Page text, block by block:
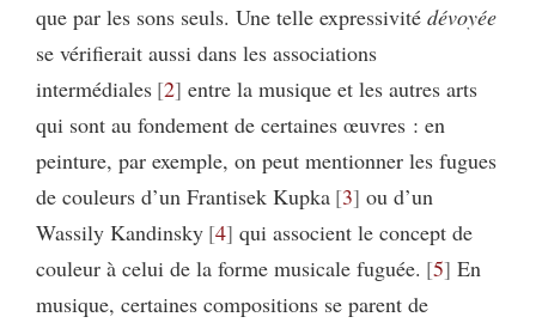
que par les sons seuls. Une telle expressivité dévoyée
se vérifierait aussi dans les associations
intermédiales 2 entre la musique et les autres arts
qui sont au fondement de certaines œuvres : en
peinture, par exemple, on peut mentionner les fugues
de couleurs d’un Frantisek Kupka 3 ou d’un
Wassily Kandinsky 4 qui associent le concept de
couleur à celui de la forme musicale fuguée. 5 En
musique, certaines compositions se parent de